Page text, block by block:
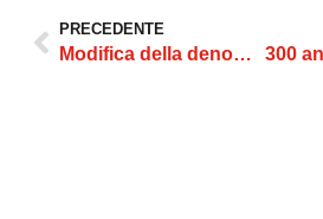
PRECEDENTE
Modifica della denominazione sociale: un ritorno alle origini per celebrare 300 anni di eccellenza